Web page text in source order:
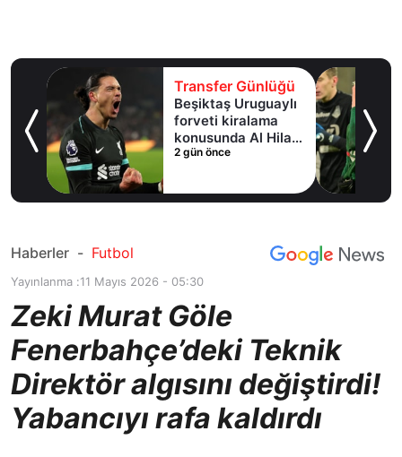
Transfer Günlüğü
Beşiktaş Uruguaylı
forveti kiralama
konusunda Al Hilal
ile anlaştı! Adım
2 gün önce
Haberler - Futbol
Yayınlanma :11 Mayıs 2026 - 05:30
Zeki Murat Göle
Fenerbahçe’deki Teknik
Direktör algısını değiştirdi!
Yabancıyı rafa kaldırdı